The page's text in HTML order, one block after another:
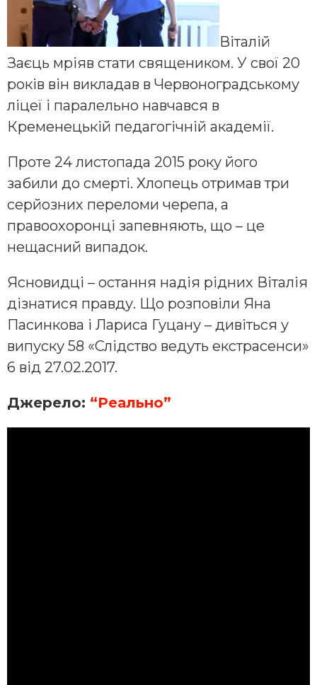
Віталій
Заєць мріяв стати священиком. У свої 20
років він викладав в Червоноградському
ліцеї і паралельно навчався в
Кременецькій педагогічній академії.
Проте 24 листопада 2015 року його
забили до смерті. Хлопець отримав три
серйозних переломи черепа, а
правоохоронці запевняють, що – це
нещасний випадок.
Ясновидці – остання надія рідних Віталія
дізнатися правду. Що розповіли Яна
Пасинкова і Лариса Гуцану – дивіться у
випуску 58 «Слідство ведуть екстрасенси»
6 від 27.02.2017.
Джерело: “Реально”